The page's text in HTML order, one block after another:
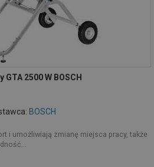
2500 W BOSCH
BOSCH
i umożliwiają zmianę miejsca pracy, także